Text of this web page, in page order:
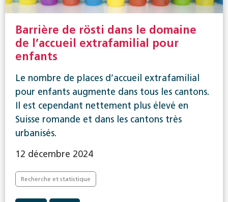
Barrière de rösti dans le domaine
de l’accueil extrafamilial pour
enfants
Le nombre de places d’accueil extrafamilial
pour enfants augmente dans tous les cantons.
Il est cependant nettement plus élevé en
Suisse romande et dans les cantons très
urbanisés.
12 décembre 2024
Recherche et statistique